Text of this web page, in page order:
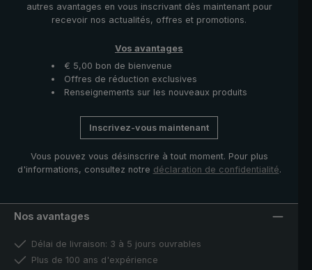
autres avantages en vous inscrivant dès maintenant pour
recevoir nos actualités, offres et promotions.
Vos avantages
€ 5,00 bon de bienvenue
Offres de réduction exclusives
Renseignements sur les nouveaux produits
Inscrivez-vous maintenant
Vous pouvez vous désinscrire à tout moment. Pour plus
d'informations, consultez notre déclaration de confidentialité.
Nos avantages
Délai de livraison: 3 à 5 jours ouvrables
Plus de 100 ans d'expérience